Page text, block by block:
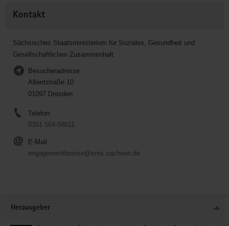
Kontakt
Sächsisches Staatsministerium für Soziales, Gesundheit und
Gesellschaftlichen Zusammenhalt
Besucheradresse:
Albertstraße 10
01097 Dresden
Telefon:
0351 564-58611
E-Mail
engagementboerse@sms.sachsen.de
Herausgeber